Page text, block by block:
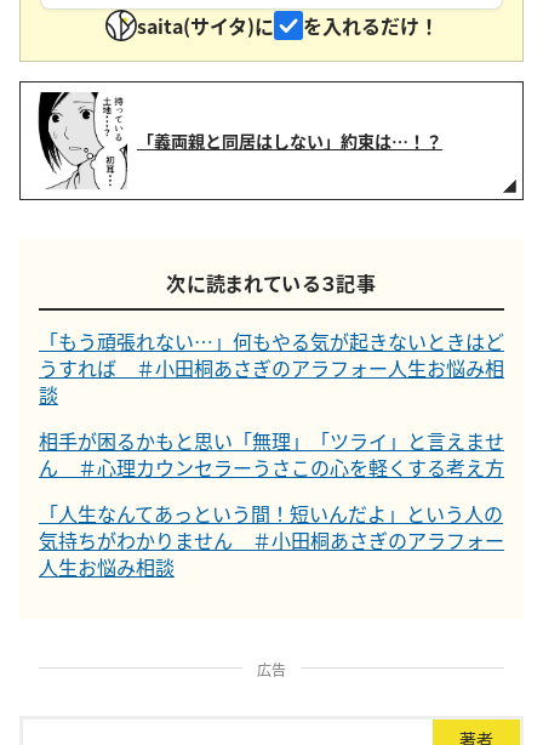
saita(サイタ)に
を入れるだけ！
「義両親と同居はしない」約束は…！？
次に読まれている３記事
「もう頑張れない…」何もやる気が起きないときはど
うすれば ＃小田桐あさぎのアラフォー人生お悩み相
談
相手が困るかもと思い「無理」「ツライ」と言えませ
ん ＃心理カウンセラーうさこの心を軽くする考え方
「人生なんてあっという間！短いんだよ」という人の
気持ちがわかりません ＃小田桐あさぎのアラフォー
人生お悩み相談
広告
著者